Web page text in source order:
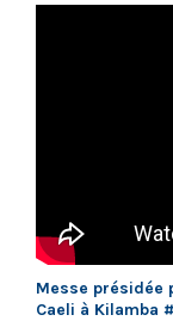
Messe présidée
Caeli à Kilamba